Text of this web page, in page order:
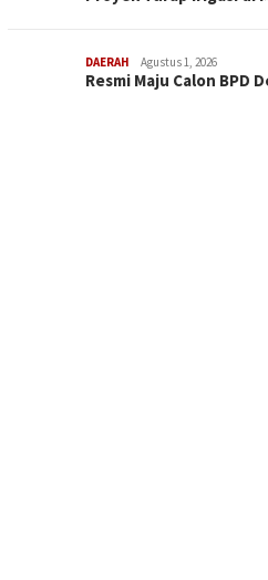
DAERAH Agustus 1, 2026
Resmi Maju Calon BPD